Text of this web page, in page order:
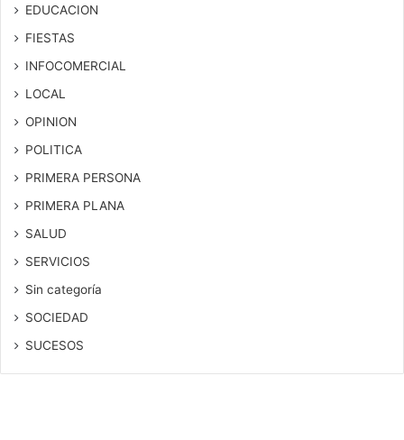
EDUCACION
FIESTAS
INFOCOMERCIAL
LOCAL
OPINION
POLITICA
PRIMERA PERSONA
PRIMERA PLANA
SALUD
SERVICIOS
Sin categoría
SOCIEDAD
SUCESOS